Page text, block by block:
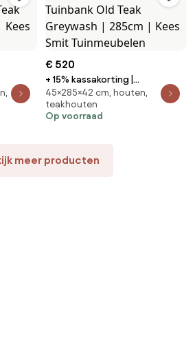
€ 520
+ 15% kassakorting |
Picknickbank ROUGH | Teakhout
| 3 personen | Tuinbank Old Teak
Greywash | 285cm | Kees Smit
45×285×42 cm, houten,
teakhouten
Op voorraad
meer producten